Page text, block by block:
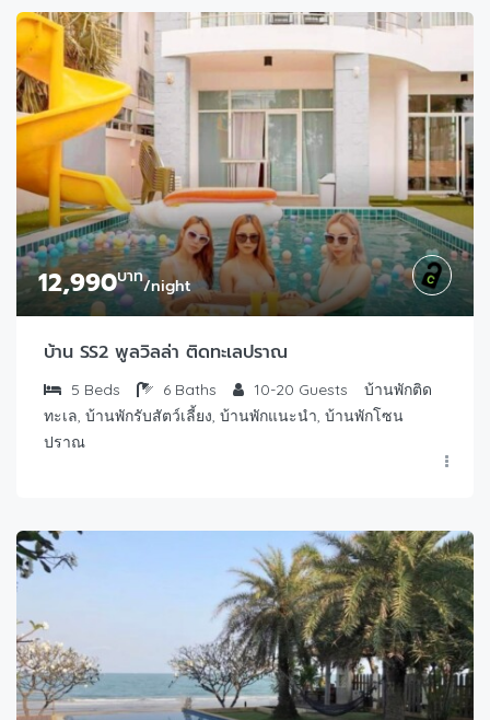
12,990บาท/night
บ้าน SS2 พูลวิลล่า ติดทะเลปราณ
5 Beds 6 Baths 10-20 Guests
บ้านพักติด
ทะเล, บ้านพักรับสัตว์เลี้ยง, บ้านพักแนะนำ, บ้านพักโซน
ปราณ